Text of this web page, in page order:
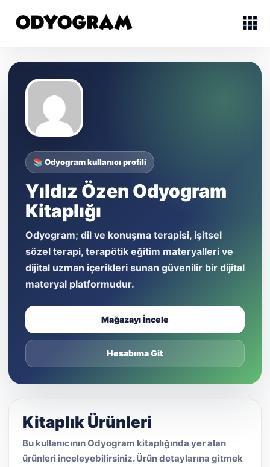
📚 Odyogram kullanıcı profili
Yıldız Özen Odyogram
Kitaplığı
Odyogram; dil ve konuşma terapisi, işitsel
sözel terapi, terapötik eğitim materyalleri ve
dijital uzman içerikleri sunan güvenilir bir dijital
materyal platformudur.
Mağazayı İncele
Hesabıma Git
Kitaplık Ürünleri
Bu kullanıcının Odyogram kitaplığında yer alan
ürünleri inceleyebilirsiniz. Ürün detaylarına gitmek